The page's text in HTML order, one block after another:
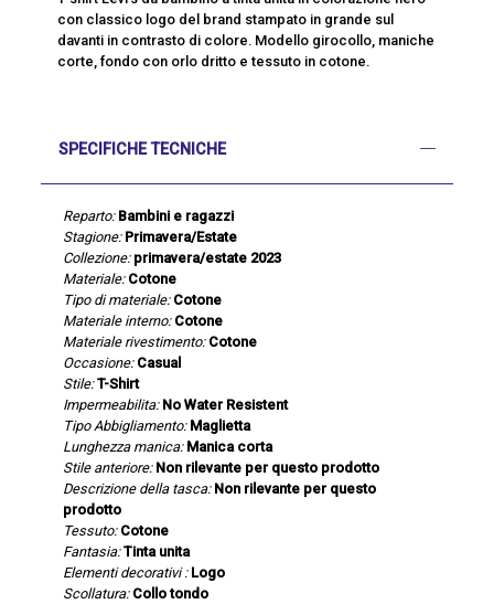
con classico logo del brand stampato in grande sul
davanti in contrasto di colore. Modello girocollo, maniche
corte, fondo con orlo dritto e tessuto in cotone.
SPECIFICHE TECNICHE
Reparto: Bambini e ragazzi
Stagione: Primavera/Estate
Collezione: primavera/estate 2023
Materiale: Cotone
Tipo di materiale: Cotone
Materiale interno: Cotone
Materiale rivestimento: Cotone
Occasione: Casual
Stile: T-Shirt
Impermeabilita: No Water Resistent
Tipo Abbigliamento: Maglietta
Lunghezza manica: Manica corta
Stile anteriore: Non rilevante per questo prodotto
Descrizione della tasca: Non rilevante per questo
prodotto
Tessuto: Cotone
Fantasia: Tinta unita
Elementi decorativi : Logo
Scollatura: Collo tondo